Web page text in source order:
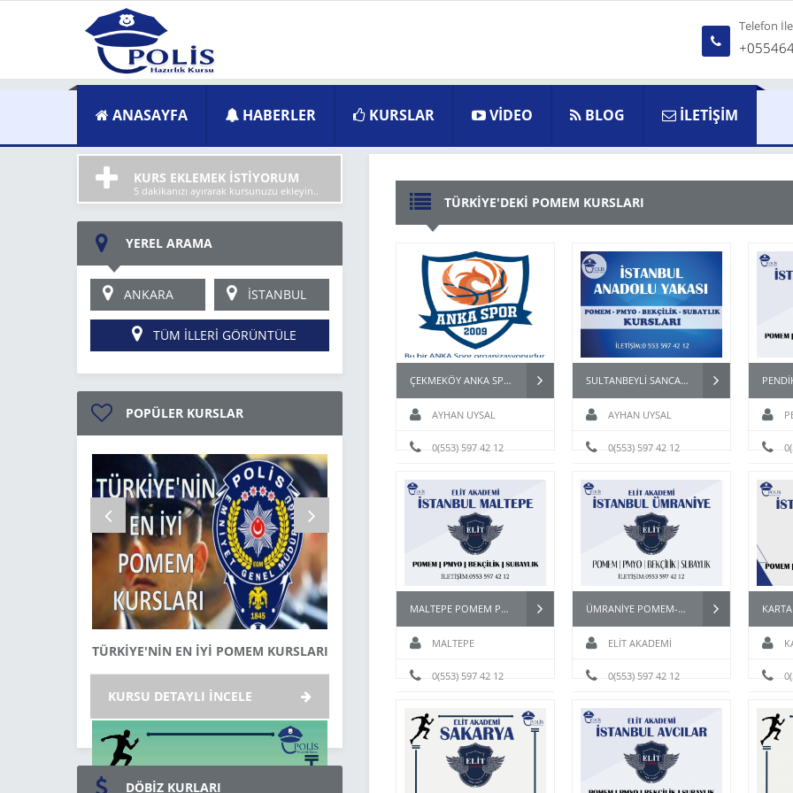
Telefon İle
ANASAYFA HABERLER KURSLAR VİDEO BLOG İLETİŞİM
KURS EKLEMEK İSTİYORUM
5 dakikanızı ayırarak kursunuzu ekleyin..
YEREL ARAMA
ANKARA İSTANBUL
TÜM İLLERİ GÖRÜNTÜLE
POPÜLER KURSLAR
TÜRKİYE'NİN EN İYİ POMEM KURSLARI
KURSU DETAYLI İNCELE
MALTEPE POMEM PARKURU BEKÇİ HAZIRLIK KURSU
DÖBİZ KURLARI
TÜRKİYE'DEKİ POMEM KURSLARI
ÇEKMEKÖY ANKA SPOR OKULU POMEM PMYO BEKÇİ HAZIRLIK KURSU
AYHAN UYSAL
0(553) 597 42 12
SULTANBEYLİ SANCAKTEPE ÜMRANİYE POMEM PMYO PARKUR HAZIRLIK KURSU
AYHAN UYSAL
0(553) 597 42 12
MALTEPE POMEM PARKURU
MALTEPE
0(553) 597 42 12
ÜMRANİYE POMEM-BEKÇİ-PMYO-PÖH-PARKUR HAZIRLIK KURSU
ELİT AKADEMİ
0(553) 597 42 12